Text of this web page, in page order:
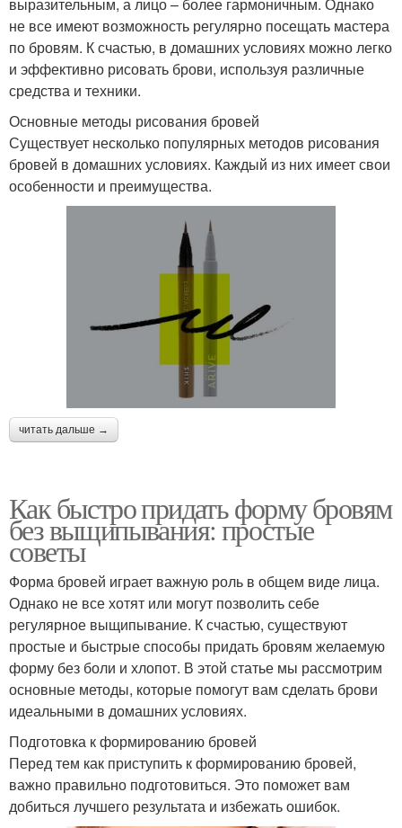
не все имеют возможность регулярно посещать мастера
по бровям. К счастью, в домашних условиях можно легко
и эффективно рисовать брови, используя различные
средства и техники.
Основные методы рисования бровей
Существует несколько популярных методов рисования
бровей в домашних условиях. Каждый из них имеет свои
особенности и преимущества.
читать дальше →
Как быстро придать форму бровям
без выщипывания: простые
советы
Форма бровей играет важную роль в общем виде лица.
Однако не все хотят или могут позволить себе
регулярное выщипывание. К счастью, существуют
простые и быстрые способы придать бровям желаемую
форму без боли и хлопот. В этой статье мы рассмотрим
основные методы, которые помогут вам сделать брови
идеальными в домашних условиях.
Подготовка к формированию бровей
Перед тем как приступить к формированию бровей,
важно правильно подготовиться. Это поможет вам
добиться лучшего результата и избежать ошибок.